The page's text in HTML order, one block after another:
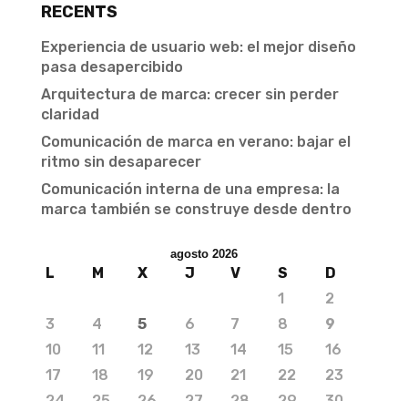
RECENTS
Experiencia de usuario web: el mejor diseño
pasa desapercibido
Arquitectura de marca: crecer sin perder
claridad
Comunicación de marca en verano: bajar el
ritmo sin desaparecer
Comunicación interna de una empresa: la
marca también se construye desde dentro
agosto 2026
L M X J V S
D
1
2
3
4 5 6 7 8
9
10
11 12 13 14 15
16
17
18 19 20 21 22
23